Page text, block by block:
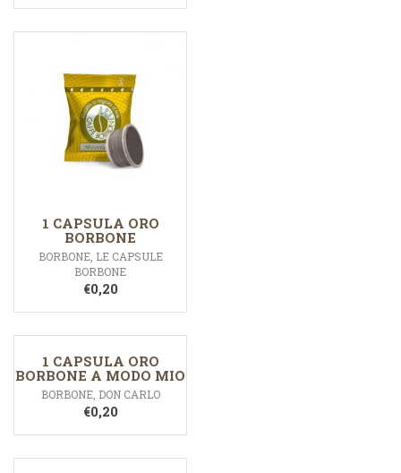
1 CAPSULA ORO
BORBONE
BORBONE, LE CAPSULE
BORBONE
€0,20
1 CAPSULA ORO
BORBONE A MODO MIO
BORBONE, DON CARLO
€0,20